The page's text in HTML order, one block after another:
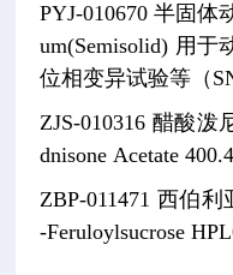
PYJ-010670 半固体
um(Semisolid) 用于
位相变异试验等（
ZJS-010316 醋酸泼
dnisone Acetate
ZBP-011471 西伯利
-Feruloylsucrose